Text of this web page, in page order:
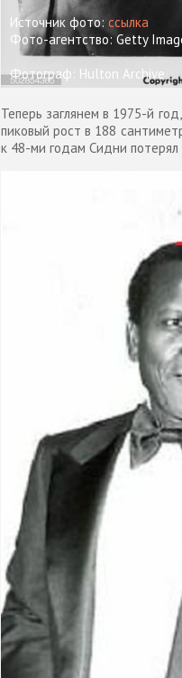
Источник фото: ссылка
Фото-агентство: Getty
Фотограф: Hulton Archive
Теперь заглянем в 1975-й
пиковый рост в 188
к 48-ми годам Сидни потерял